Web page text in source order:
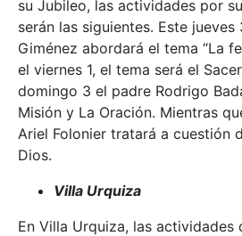
su Jubileo, las actividades por
serán las siguientes. Este
Giménez abordará el tema “La
el viernes 1, el tema será el
domingo 3 el padre Rodrigo
Misión y La Oración. Mientras
Ariel Folonier tratará a cuestión
Dios.
Villa Urquiza
En Villa Urquiza, las actividades